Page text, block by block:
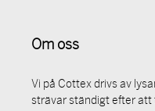
Om oss
Vi på Cottex drivs av
strävar ständigt efter att